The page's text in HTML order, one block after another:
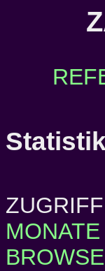
MONATE